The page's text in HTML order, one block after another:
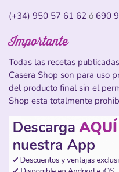
(+34) 950 57 61 62 ó 690
Importante
Todas las recetas
Casera Shop son para uso
del producto final sin el
Shop esta totalmente